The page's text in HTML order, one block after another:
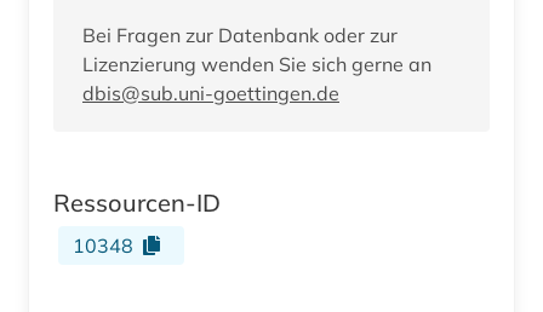
Bei Fragen zur Datenbank oder zur
Lizenzierung wenden Sie sich gerne an
dbis@sub.uni-goettingen.de
Ressourcen-ID
10348